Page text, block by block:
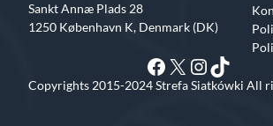
Sankt Annæ Plads 28
1250 København K, Denmark (DK)
Facebook
X Instagram
TikTok
Copyrights 2015-2024 Strefa Siatkówki All